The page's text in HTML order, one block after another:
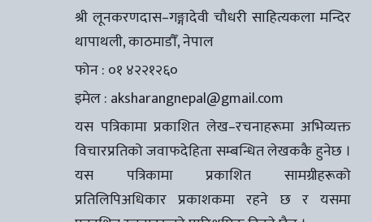
श्री लूनकरणदास–गङ्गादेवी चौधरी साहित्यकला मन्दिर
थापाथली, काठमाडौँ, नेपाल
फोन : ०१ ४२२१२६०
इमेल : aksharangnepal@gmail.com
यस पत्रिकामा प्रकाशित लेख–रचनाहरूमा अभिव्यक्त
विचारप्रतिको जवाफदेहिता सम्बन्धित लेखककै हुनेछ ।
यस पत्रिकामा प्रकाशित सामग्रीहरूको
प्रतिलिपिअधिकार प्रकाशकमा रहने छ र यसमा